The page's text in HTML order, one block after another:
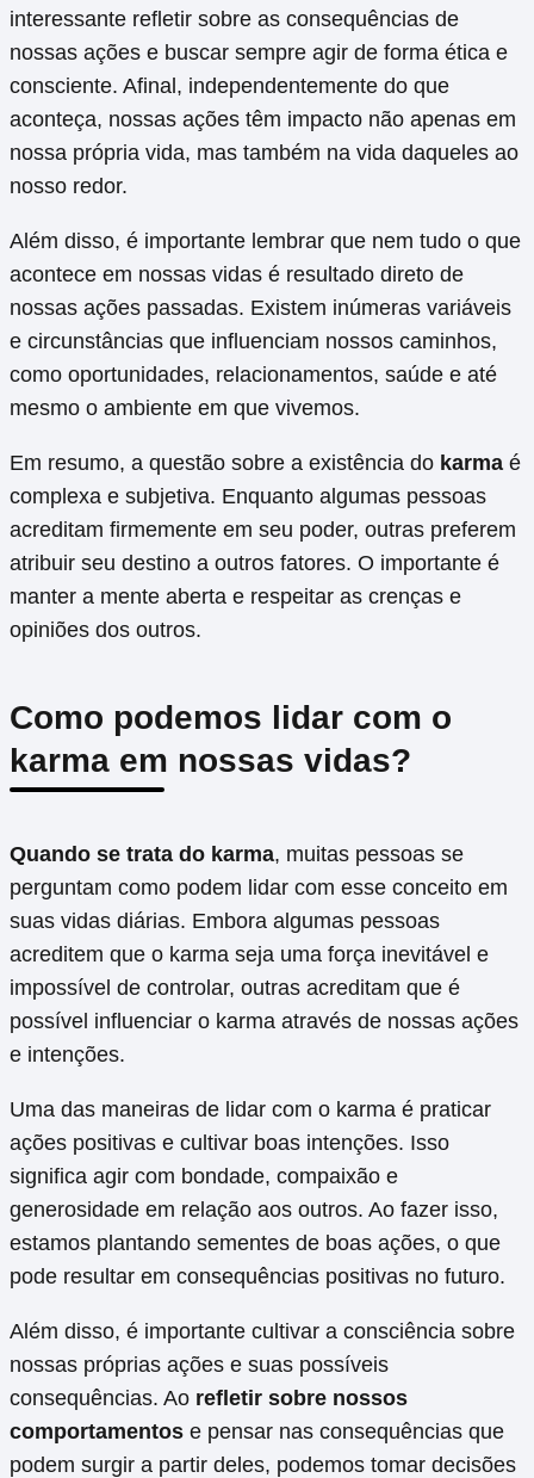
interessante refletir sobre as consequências de
nossas ações e buscar sempre agir de forma ética e
consciente. Afinal, independentemente do que
aconteça, nossas ações têm impacto não apenas em
nossa própria vida, mas também na vida daqueles ao
nosso redor.
Além disso, é importante lembrar que nem tudo o que
acontece em nossas vidas é resultado direto de
nossas ações passadas. Existem inúmeras variáveis
e circunstâncias que influenciam nossos caminhos,
como oportunidades, relacionamentos, saúde e até
mesmo o ambiente em que vivemos.
Em resumo, a questão sobre a existência do karma é
complexa e subjetiva. Enquanto algumas pessoas
acreditam firmemente em seu poder, outras preferem
atribuir seu destino a outros fatores. O importante é
manter a mente aberta e respeitar as crenças e
opiniões dos outros.
Como podemos lidar com o
karma em nossas vidas?
Quando se trata do karma, muitas pessoas se
perguntam como podem lidar com esse conceito em
suas vidas diárias. Embora algumas pessoas
acreditem que o karma seja uma força inevitável e
impossível de controlar, outras acreditam que é
possível influenciar o karma através de nossas ações
e intenções.
Uma das maneiras de lidar com o karma é praticar
ações positivas e cultivar boas intenções. Isso
significa agir com bondade, compaixão e
generosidade em relação aos outros. Ao fazer isso,
estamos plantando sementes de boas ações, o que
pode resultar em consequências positivas no futuro.
Além disso, é importante cultivar a consciência sobre
nossas próprias ações e suas possíveis
consequências. Ao refletir sobre nossos
comportamentos e pensar nas consequências que
podem surgir a partir deles, podemos tomar decisões